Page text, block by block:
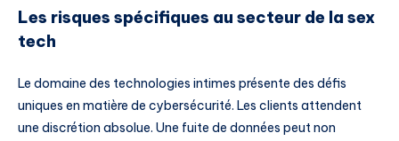
Les risques spécifiques au secteur de la sex
tech
Le domaine des technologies intimes présente des défis
uniques en matière de cybersécurité. Les clients attendent
une discrétion absolue. Une fuite de données peut non